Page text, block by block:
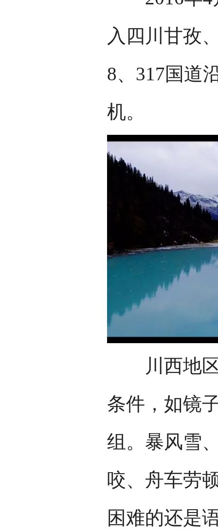
入四川甘孜
8、317国道
机。
川西地区
条件，如镜
组。暴风雪
咬、舟车劳
困难的还是